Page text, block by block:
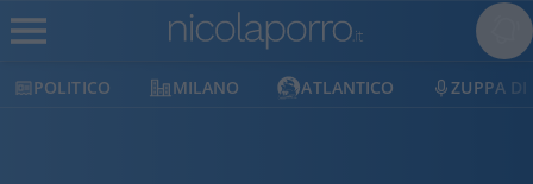
POLITICO MILANO ATLANTICO ZUPPA DI